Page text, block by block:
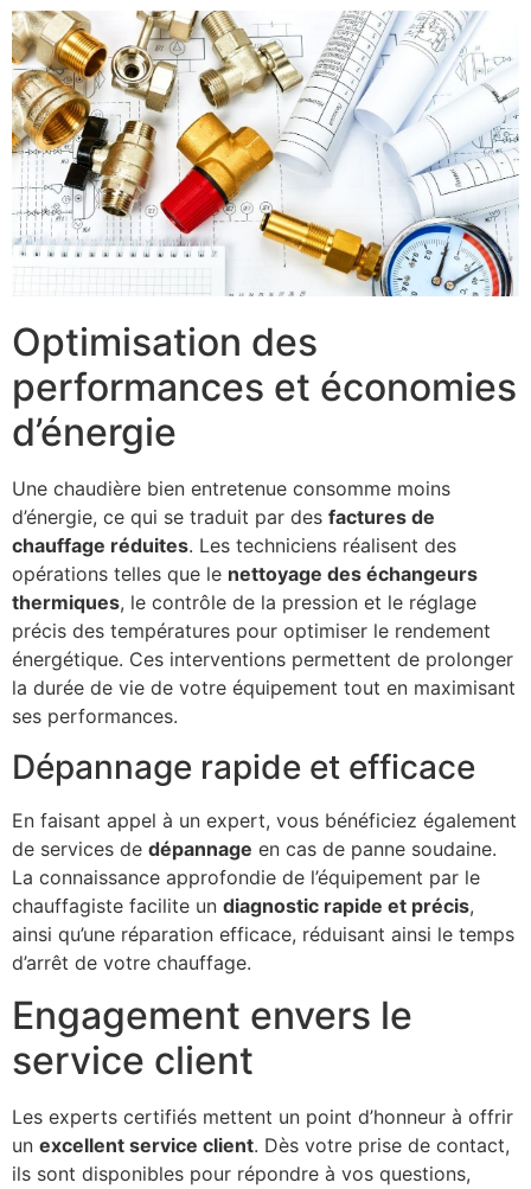
Optimisation des
performances et économies
d’énergie
Une chaudière bien entretenue consomme moins
d’énergie, ce qui se traduit par des factures de
chauffage réduites. Les techniciens réalisent des
opérations telles que le nettoyage des échangeurs
thermiques, le contrôle de la pression et le réglage
précis des températures pour optimiser le rendement
énergétique. Ces interventions permettent de prolonger
la durée de vie de votre équipement tout en maximisant
ses performances.
Dépannage rapide et efficace
En faisant appel à un expert, vous bénéficiez également
de services de dépannage en cas de panne soudaine.
La connaissance approfondie de l’équipement par le
chauffagiste facilite un diagnostic rapide et précis,
ainsi qu’une réparation efficace, réduisant ainsi le temps
d’arrêt de votre chauffage.
Engagement envers le
service client
Les experts certifiés mettent un point d’honneur à offrir
un excellent service client. Dès votre prise de contact,
ils sont disponibles pour répondre à vos questions,